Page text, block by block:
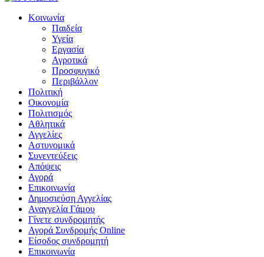
Κοινωνία
Παιδεία
Υγεία
Εργασία
Αγροτικά
Προσφυγικό
Περιβάλλον
Πολιτική
Οικονομία
Πολιτισμός
Αθλητικά
Αγγελίες
Αστυνομικά
Συνεντεύξεις
Απόψεις
Αγορά
Επικοινωνία
Δημοσιεύση Αγγελίας
Αναγγελία Γάμου
Γίνετε συνδρομητής
Αγορά Συνδρομής Online
Είσοδος συνδρομητή
Επικοινωνία